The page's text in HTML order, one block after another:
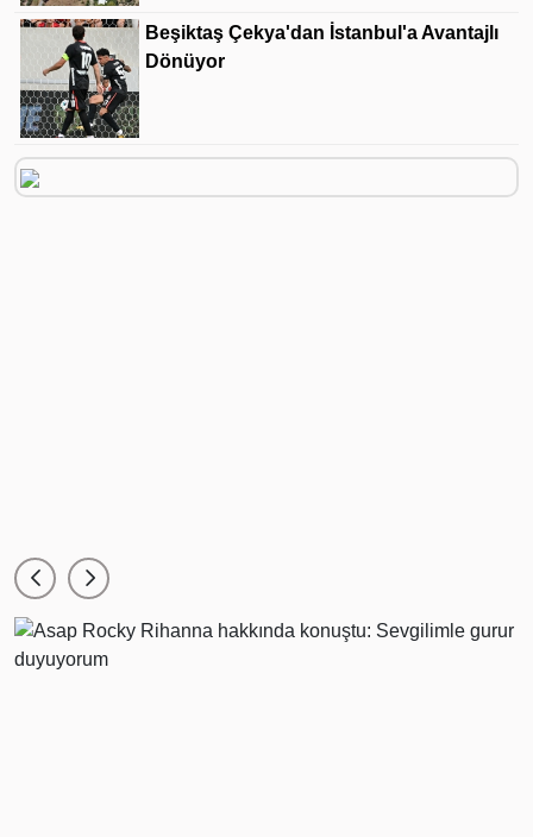
Beşiktaş Çekya'dan İstanbul'a Avantajlı
Dönüyor